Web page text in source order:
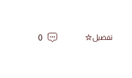
تفضيل 0